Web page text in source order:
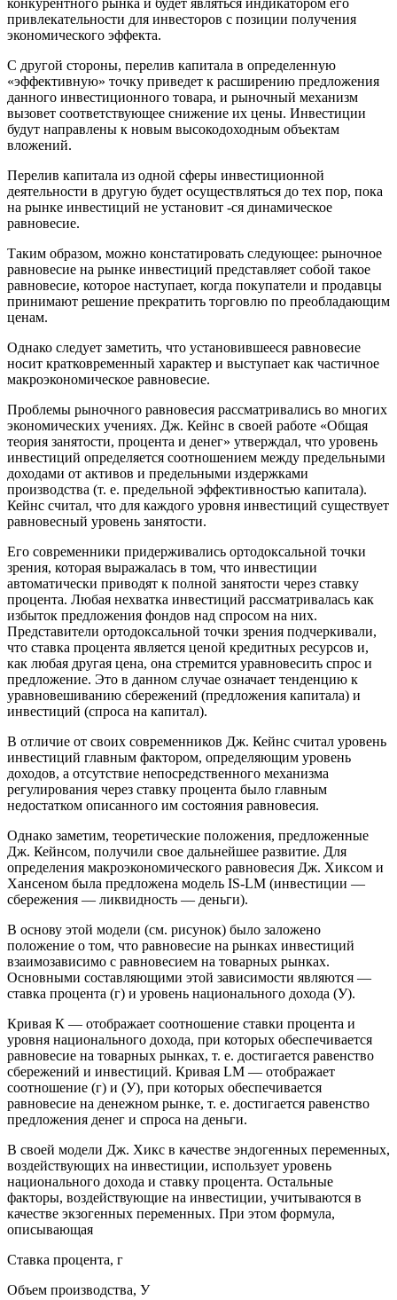
конкурентного рынка и будет являться индикатором его
привлекательности для инвесторов с позиции получения
экономического эффекта.
С другой стороны, перелив капитала в определенную
«эффективную» точку приведет к расширению предложения
данного инвестиционного товара, и рыночный механизм
вызовет соответствующее снижение их цены. Инвестиции
будут направлены к новым высокодоходным объектам
вложений.
Перелив капитала из одной сферы инвестиционной
деятельности в другую будет осуществляться до тех пор, пока
на рынке инвестиций не установит -ся динамическое
равновесие.
Таким образом, можно констатировать следующее: рыночное
равновесие на рынке инвестиций представляет собой такое
равновесие, которое наступает, когда покупатели и продавцы
принимают решение прекратить торговлю по преобладающим
ценам.
Однако следует заметить, что установившееся равновесие
носит кратковременный характер и выступает как частичное
макроэкономическое равновесие.
Проблемы рыночного равновесия рассматривались во многих
экономических учениях. Дж. Кейнс в своей работе «Общая
теория занятости, процента и денег» утверждал, что уровень
инвестиций определяется соотношением между предельными
доходами от активов и предельными издержками
производства (т. е. предельной эффективностью капитала).
Кейнс считал, что для каждого уровня инвестиций существует
равновесный уровень занятости.
Его современники придерживались ортодоксальной точки
зрения, которая выражалась в том, что инвестиции
автоматически приводят к полной занятости через ставку
процента. Любая нехватка инвестиций рассматривалась как
избыток предложения фондов над спросом на них.
Представители ортодоксальной точки зрения подчеркивали,
что ставка процента является ценой кредитных ресурсов и,
как любая другая цена, она стремится уравновесить спрос и
предложение. Это в данном случае означает тенденцию к
уравновешиванию сбережений (предложения капитала) и
инвестиций (спроса на капитал).
В отличие от своих современников Дж. Кейнс считал уровень
инвестиций главным фактором, определяющим уровень
доходов, а отсутствие непосредственного механизма
регулирования через ставку процента было главным
недостатком описанного им состояния равновесия.
Однако заметим, теоретические положения, предложенные
Дж. Кейнсом, получили свое дальнейшее развитие. Для
определения макроэкономического равновесия Дж. Хиксом и
Хансеном была предложена модель IS-LM (инвестиции —
сбережения — ликвидность — деньги).
В основу этой модели (см. рисунок) было заложено
положение о том, что равновесие на рынках инвестиций
взаимозависимо с равновесием на товарных рынках.
Основными составляющими этой зависимости являются —
ставка процента (г) и уровень национального дохода (У).
Кривая К — отображает соотношение ставки процента и
уровня национального дохода, при которых обеспечивается
равновесие на товарных рынках, т. е. достигается равенство
сбережений и инвестиций. Кривая LM — отображает
соотношение (г) и (У), при которых обеспечивается
равновесие на денежном рынке, т. е. достигается равенство
предложения денег и спроса на деньги.
В своей модели Дж. Хикс в качестве эндогенных переменных,
воздействующих на инвестиции, использует уровень
национального дохода и ставку процента. Остальные
факторы, воздействующие на инвестиции, учитываются в
качестве экзогенных переменных. При этом формула,
описывающая
Ставка процента, г
Объем производства, У